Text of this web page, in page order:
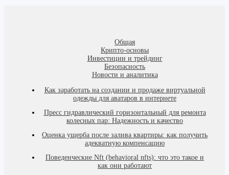
Общая
Крипто-основы
Инвестиции и трейдинг
Безопасность
Новости и аналитика
Как заработать на создании и продаже виртуальной
одежды для аватаров в интернете
Пресс гидравлический горизонтальный для ремонта
колесных пар: Надежность и качество
Оценка ущерба после залива квартиры: как получить
адекватную компенсацию
Поведенческие Nft (behavioral nfts): что это такое и
как они работают